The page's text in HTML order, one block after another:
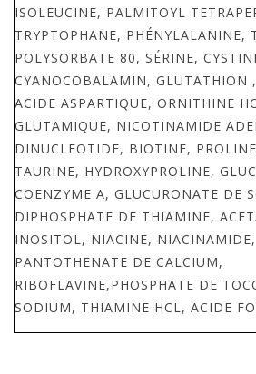
ISOLEUCINE, PALMITOYL
TRYPTOPHANE, PHÉNYLALANINE,
POLYSORBATE 80, SÉRINE,
CYANOCOBALAMIN, GLUTATHION
ACIDE ASPARTIQUE, ORNITHINE
GLUTAMIQUE, NICOTINAMIDE
DINUCLEOTIDE, BIOTINE,
TAURINE, HYDROXYPROLINE,
COENZYME A, GLUCURONATE DE
DIPHOSPHATE DE THIAMINE,
INOSITOL, NIACINE,
PANTOTHENATE DE CALCIUM,
RIBOFLAVINE,PHOSPHATE DE
SODIUM, THIAMINE HCL, ACIDE